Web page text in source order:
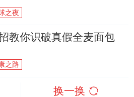
之夜
教你识破真假全麦面包
之路
换一换